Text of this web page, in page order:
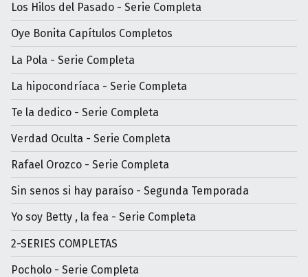
Los Hilos del Pasado - Serie Completa
Oye Bonita Capítulos Completos
La Pola - Serie Completa
La hipocondríaca - Serie Completa
Te la dedico - Serie Completa
Verdad Oculta - Serie Completa
Rafael Orozco - Serie Completa
Sin senos si hay paraíso - Segunda Temporada
Yo soy Betty , la fea - Serie Completa
2-SERIES COMPLETAS
Pocholo - Serie Completa